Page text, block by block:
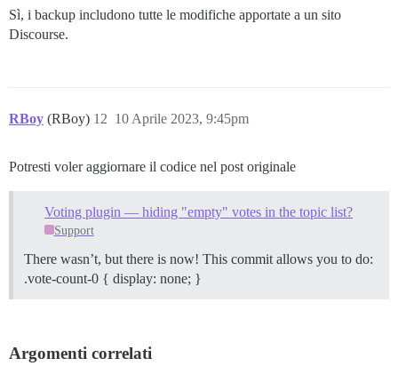
Sì, i backup includono tutte le modifiche apportate a un sito
Discourse.
RBoy (RBoy) 10 Aprile 2023, 9:45pm
12
Potresti voler aggiornare il codice nel post originale
Voting plugin — hiding "empty" votes in the topic list?
Support
There wasn’t, but there is now! This commit allows you to do:
.vote-count-0 { display: none; }
Argomenti correlati